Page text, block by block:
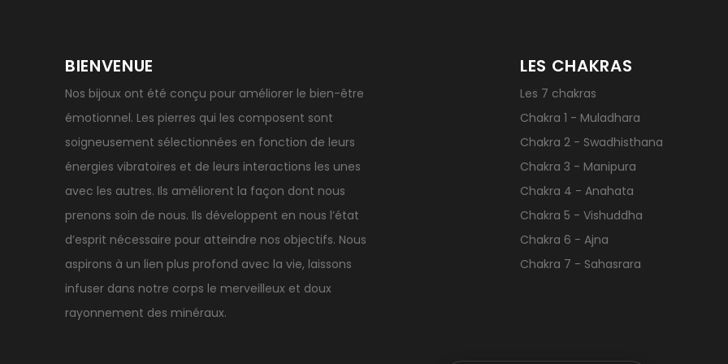
BIENVENUE
Nos bijoux ont été conçu pour améliorer le bien-être
émotionnel. Les pierres qui les composent sont
soigneusement sélectionnées en fonction de leurs
énergies vibratoires et de leurs interactions les unes
avec les autres. Ils améliorent la façon dont nous
prenons soin de nous. Ils développent en nous l’état
d’esprit nécessaire pour atteindre nos objectifs. Nous
aspirons à un lien plus profond avec la vie, laissons
infuser dans notre corps le merveilleux et doux
rayonnement des minéraux.
LES CHAKRAS
Les 7 chakras
Chakra 1 - Muladhara
Chakra 2 - Swadhisthana
Chakra 3 - Manipura
Chakra 4 - Anahata
Chakra 5 - Vishuddha
Chakra 6 - Ajna
Chakra 7 - Sahasrara